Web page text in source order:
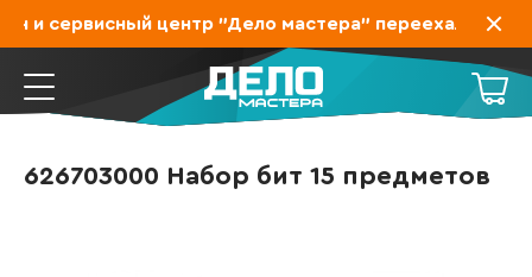
и сервисный центр "Дело мастера" переехал на
626703000 Набор бит 15 предметов